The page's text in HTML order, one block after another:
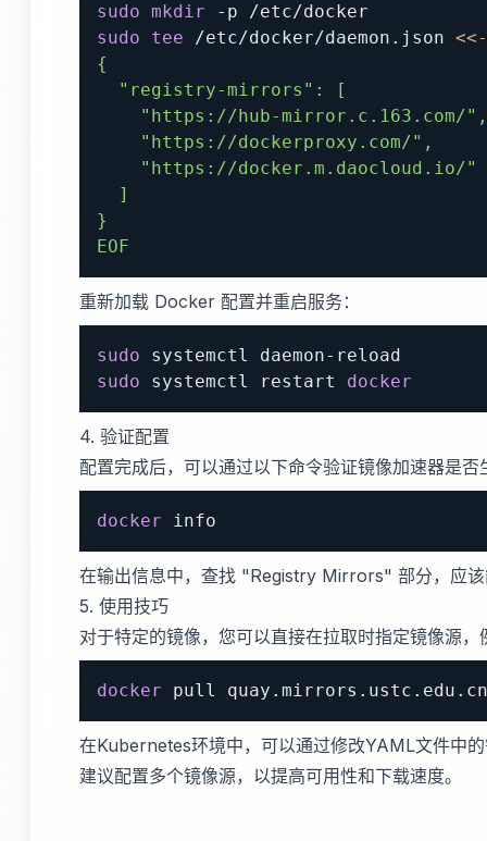
sudo mkdir
sudo
tee /etc/docker/daemon.json <<-
EOF
重新加载 Docker 配置并重启服务：
sudo
sudo systemctl restart docker
4. 验证配置
配置完成后，可以通过以下命令验证镜像加速器是否
docker info
在输出信息中，查找 "Registry Mirrors" 部分，应
5. 使用技巧
对于特定的镜像，您可以直接在拉取时指定镜像源，
docker pull
在Kubernetes环境中，可以通过修改YAML文件中
建议配置多个镜像源，以提高可用性和下载速度。